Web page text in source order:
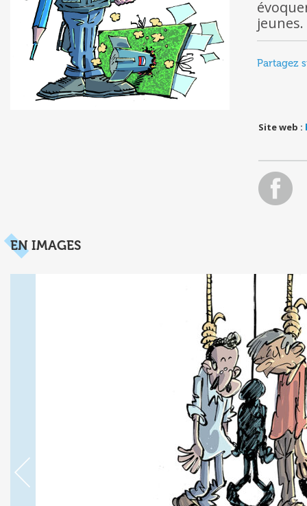
jeunes.
Partagez
Site web :
EN IMAGES